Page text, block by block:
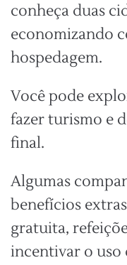
conheça duas
economizando
hospedagem.
Você pode
fazer turismo e
final.
Algumas
benefícios
gratuita,
incentivar o uso